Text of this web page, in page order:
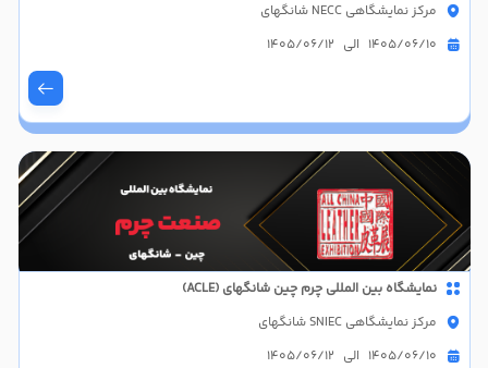
مرکز نمایشگاهی NECC شانگهای
1405/06/10 الی 1405/06/12
نمایشگاه بین المللی چرم چین شانگهای (ACLE)
مرکز نمایشگاهی SNIEC شانگهای
1405/06/10 الی 1405/06/12